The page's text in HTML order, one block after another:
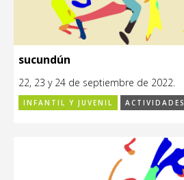
sucundún
22, 23 y 24 de septiembre de 2022.
INFANTIL Y JUVENIL ACTIVIDADES